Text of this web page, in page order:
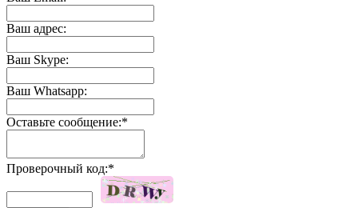
Ваш адрес:
Ваш Skype:
Ваш Whatsapp:
Оставьте сообщение:*
Проверочный код:*